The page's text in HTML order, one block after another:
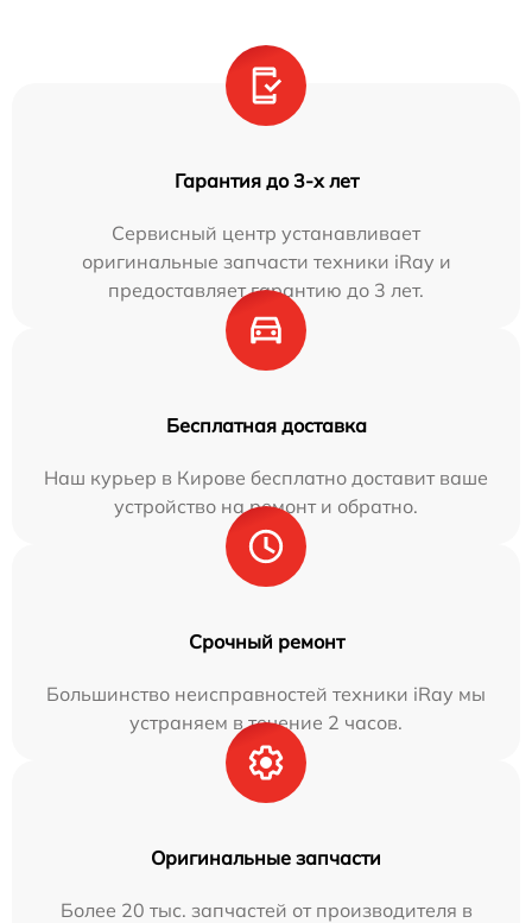
Гарантия до 3-х лет
Сервисный центр устанавливает
оригинальные запчасти техники iRay и
предоставляет гарантию до 3 лет.
Бесплатная доставка
Наш курьер в Кирове бесплатно доставит ваше
устройство на ремонт и обратно.
Срочный ремонт
Большинство неисправностей техники iRay мы
устраняем в течение 2 часов.
Оригинальные запчасти
Более 20 тыс. запчастей от производителя в